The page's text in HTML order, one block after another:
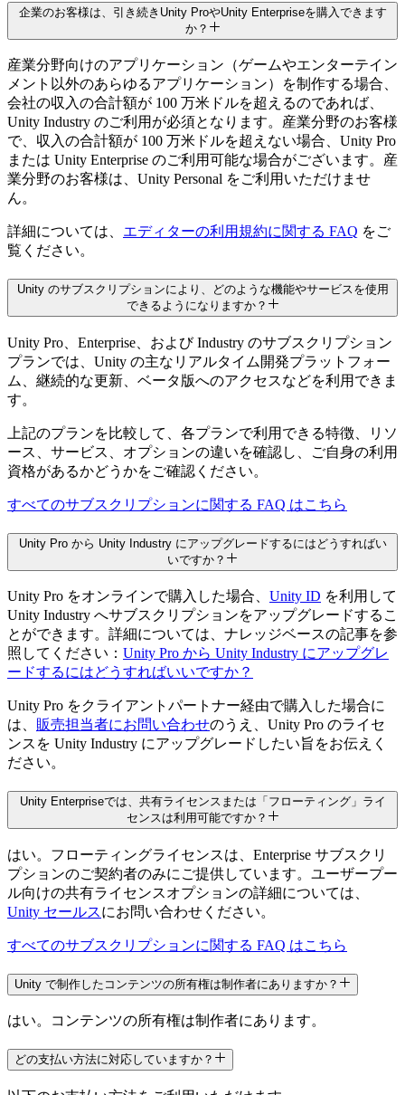
3,000/月
月額サブスクリプションが必要です
3
5
5
を開発しよう
Build Server ライセンスのキャパシテ
ィ
追加料金が発生
ソースコードへのアクセス（読み取り
Source Code Adapt
業界に特化したソリューション用ツー
ルキット
企業のお客様は、引き続きUnity ProやUnity Enterpriseを購入できます
か？
産業分野向けのアプリケーション（ゲームやエンターテイン
メント以外のあらゆるアプリケーション）を制作する場合、
会社の収入の合計額が 100 万米ドルを超えるのであれば、
Unity Industry のご利用が必須となります。産業分野のお客様
で、収入の合計額が 100 万米ドルを超えない場合、Unity Pro
または Unity Enterprise のご利用可能な場合がございます。産
業分野のお客様は、Unity Personal をご利用いただけませ
ん。
詳細については、 エディターの利用規約に関する FAQ をご
覧ください。
Unity のサブスクリプションにより、どのような機能やサービスを使用
できるようになりますか？
Unity Pro、Enterprise、および Industry のサブスクリプション
プランでは、Unity の主なリアルタイム開発プラットフォー
ム、継続的な更新、ベータ版へのアクセスなどを利用できま
す。
上記のプランを比較して、各プランで利用できる特徴、リソ
ース、サービス、オプションの違いを確認し、ご自身の利用
資格があるかどうかをご確認ください。
すべてのサブスクリプションに関する FAQ はこちら
Unity Pro から Unity Industry にアップグレードするにはどうすればい
いですか？
Unity Pro をオンラインで購入した場合、 Unity ID を利用して
Unity Industry へサブスクリプションをアップグレードするこ
とができます。詳細については、ナレッジベースの記事を参
照してください： Unity Pro から Unity Industry にアップグレ
ードするにはどうすればいいですか？
Unity Pro をクライアントパートナー経由で購入した場合に
は、 販売担当者にお問い合わせのうえ、Unity Pro のライセ
ンスを Unity Industry にアップグレードしたい旨をお伝えく
ださい。
Unity Enterpriseでは、共有ライセンスまたは「フローティング」ライ
センスは利用可能ですか？
はい。フローティングライセンスは、Enterprise サブスクリ
プションのご契約者のみにご提供しています。ユーザープー
ル向けの共有ライセンスオプションの詳細については、
Unity セールスにお問い合わせください。
すべてのサブスクリプションに関する FAQ はこちら
Unity で制作したコンテンツの所有権は制作者にありますか？
はい。コンテンツの所有権は制作者にあります。
どの支払い方法に対応していますか？